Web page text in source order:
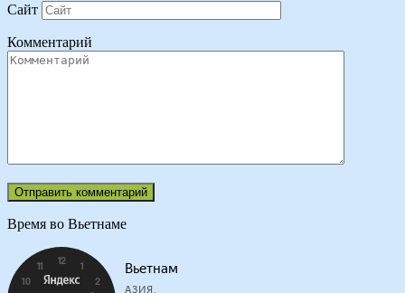
Сайт
Комментарий
Время во Вьетнаме